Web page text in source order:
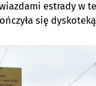
estrady w
się